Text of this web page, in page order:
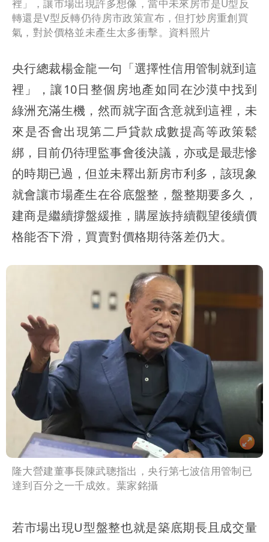
裡」，讓市場出現許多想像，當中未來房市是U型反
轉還是V型反轉仍待房市政策宣布，但打炒房重創買
氣，對於價格並未產生太多衝擊。資料照片
央行總裁楊金龍一句「選擇性信用管制就到這
裡」，讓10日整個房地產如同在沙漠中找到
綠洲充滿生機，然而就字面含意就到這裡，未
來是否會出現第二戶貸款成數提高等政策鬆
綁，目前仍待理監事會後決議，亦或是最悲慘
的時期已過，但並未釋出新房市利多，該現象
就會讓市場產生在谷底盤整，盤整期要多久，
建商是繼續撐盤緩推，購屋族持續觀望後續價
格能否下滑，買賣對價格期待落差仍大。
隆大營建董事長陳武聰指出，央行第七波信用管制已
達到百分之一千成效。葉家銘攝
若市場出現U型盤整也就是築底期長且成交量